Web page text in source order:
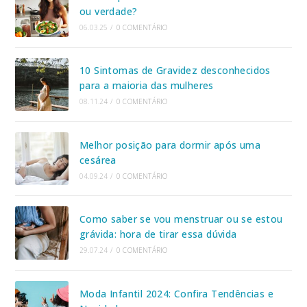
ou verdade?
06.03.25 / 0 COMENTÁRIO
10 Sintomas de Gravidez desconhecidos
para a maioria das mulheres
08.11.24 / 0 COMENTÁRIO
Melhor posição para dormir após uma
cesárea
04.09.24 / 0 COMENTÁRIO
Como saber se vou menstruar ou se estou
grávida: hora de tirar essa dúvida
29.07.24 / 0 COMENTÁRIO
Moda Infantil 2024: Confira Tendências e